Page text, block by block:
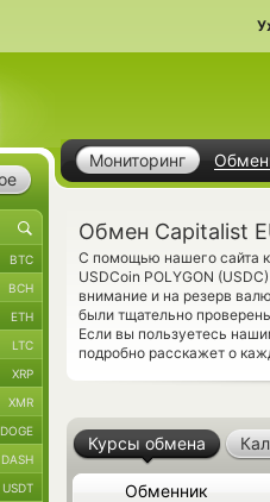
Мониторинг
Обмен Capitalist
С помощью нашего сайта
USDCoin POLYGON
внимание и на резерв
были тщательно
Если вы пользуетесь
подробно расскажет о
Курсы обмена
Обменник
BTC
BCH
ETH
LTC
XRP
XMR
DOGE
DASH
USDT